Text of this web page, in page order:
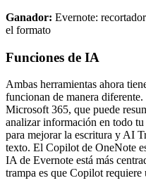
Ganador: Evernote:
el formato
Funciones de IA
Ambas herramientas ahora
funcionan de manera
Microsoft 365, que puede
analizar información en todo
para mejorar la escritura y AI
texto. El Copilot de OneNote
IA de Evernote está más
trampa es que Copilot